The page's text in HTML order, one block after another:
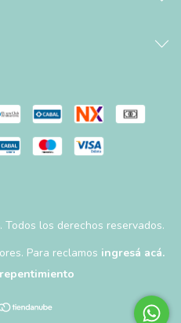
los derechos reservados.
Para reclamos ingresá acá.